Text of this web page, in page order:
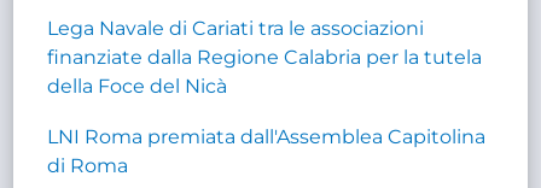
Lega Navale di Cariati tra le associazioni
finanziate dalla Regione Calabria per la tutela
della Foce del Nicà
LNI Roma premiata dall'Assemblea Capitolina
di Roma